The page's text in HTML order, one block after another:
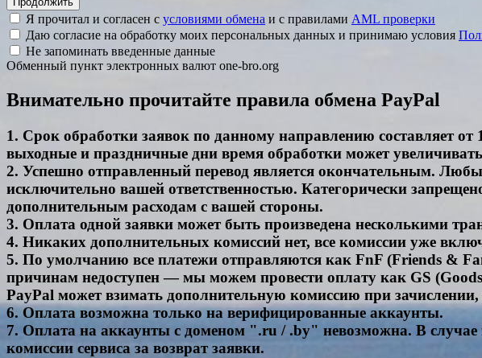
Я прочитал и согласен с условиями обмена и с правилами AML проверки
Даю согласие на обработку моих персональных данных и принимаю условия
Не запоминать введенные данные
Обменный пункт электронных валют one-bro.org
Внимательно прочитайте правила обмена PayPal
1. Срок обработки заявок по данному направлению составляет
выходные и праздничные дни время обработки может
2. Успешно отправленный перевод является окончательным.
исключительно вашей ответственностью. Категорически
дополнительным расходам с вашей стороны.
3. Оплата одной заявки может быть произведена несколькими
4. Никаких дополнительных комиссий нет, все комиссии уже
5. По умолчанию все платежи отправляются как FnF (Friends &
причинам недоступен — мы можем провести оплату как GS
PayPal может взимать дополнительную комиссию при
6. Оплата возможна только на верифицированные аккаунты.
7. Оплата на аккаунты с доменом ".ru / .by" невозможна. В случае
комиссии сервиса за возврат заявки.